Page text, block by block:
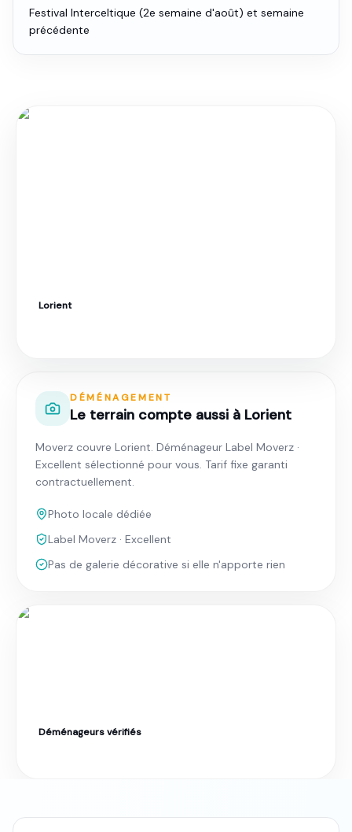
Festival Interceltique (2e semaine d'août) et semaine
précédente
Lorient
DÉMÉNAGEMENT
Le terrain compte aussi à Lorient
Moverz couvre Lorient. Déménageur Label Moverz ·
Excellent sélectionné pour vous. Tarif fixe garanti
contractuellement.
Photo locale dédiée
Label Moverz · Excellent
Pas de galerie décorative si elle n'apporte rien
Déménageurs vérifiés